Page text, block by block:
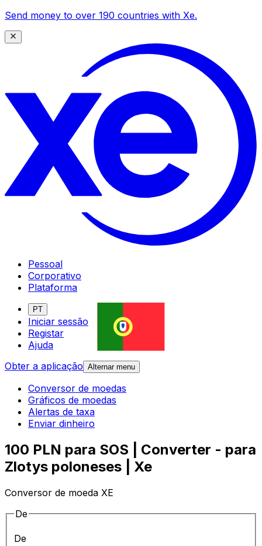
Send money to over 190 countries with Xe.
Pessoal
Corporativo
Plataforma
PT
Iniciar sessão
Registar
Ajuda
Obter a aplicação Alternar menu
Conversor de moedas
Gráficos de moedas
Alertas de taxa
Enviar dinheiro
100 PLN para SOS | Converter - para
Zlotys poloneses | Xe
Conversor de moeda XE
De
De